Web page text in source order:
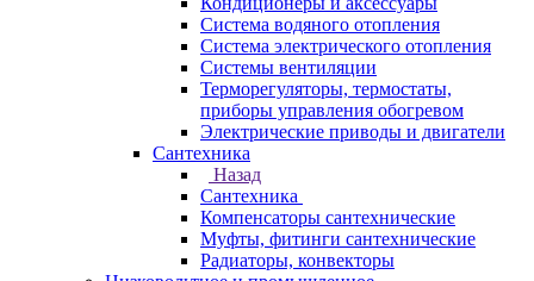
Система водяного отопления
Система электрического отопления
Системы вентиляции
Терморегуляторы, термостаты,
приборы управления обогревом
Электрические приводы и двигатели
Сантехника
Назад
Сантехника
Компенсаторы сантехнические
Муфты, фитинги сантехнические
Радиаторы, конвекторы